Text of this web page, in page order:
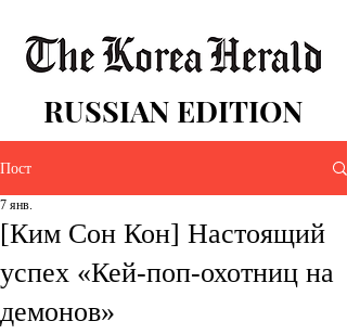
RUSSIAN EDITION
Пост
[Ким Сон Кон] Настоящий
успех «Кей-поп-охотниц на
демонов»
7 янв.